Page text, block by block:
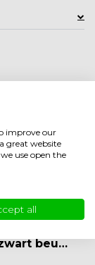
beuke
improve our
great website
use open the
all